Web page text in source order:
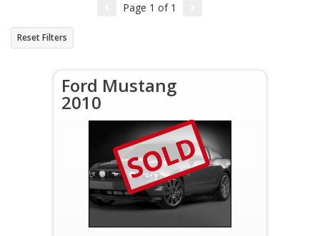
Page 1 of 1
Reset Filters
Ford Mustang
2010
SOLD